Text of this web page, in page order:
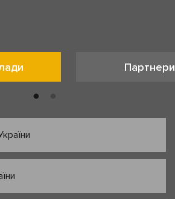
Партнери